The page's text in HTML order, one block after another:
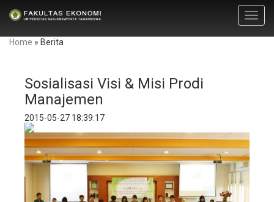
Home » Berita
Sosialisasi Visi & Misi Prodi
Manajemen
2015-05-27 18:39:17